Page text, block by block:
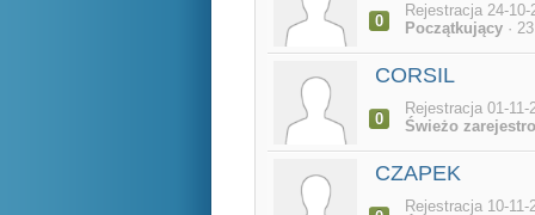
0
Rejestracja 24-
Początkujący· 23
CORSIL
0
Rejestracja 01-11-
Świeżo
CZAPEK
Rejestracja 10-11-